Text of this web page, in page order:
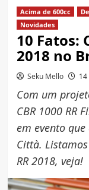
Acima de 600cc
Novidades
10 Fatos:
2018 no
Seku Mello
Com um
CBR 1000 RR
em evento
Città.
RR 2018, veja!